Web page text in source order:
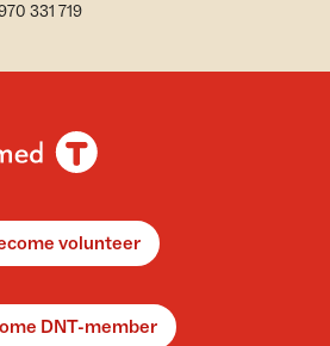
331 719
volunteer
DNT-member